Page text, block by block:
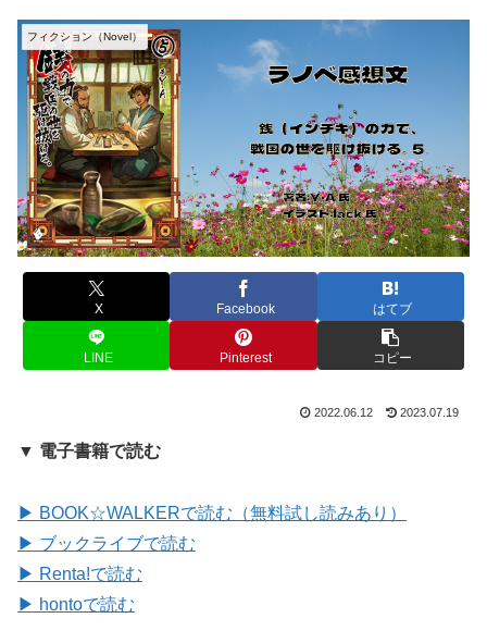
フィクション（Novel）
X Facebook はてブ
LINE Pinterest コピー
2022.06.12 2023.07.19
▼ 電子書籍で読む
▶ BOOK☆WALKERで読む（無料試し読みあり）
▶ ブックライブで読む
▶ Renta!で読む
▶ hontoで読む